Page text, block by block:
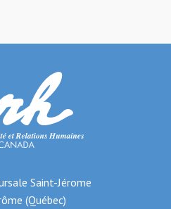
Saint-Jérome
(Québec)